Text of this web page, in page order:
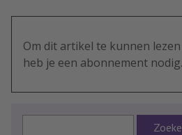
Om dit artikel te kunnen lezen
heb je een abonnement nodig.